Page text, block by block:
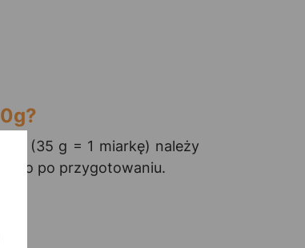
(35 g = 1 miarkę) należy
po przygotowaniu.